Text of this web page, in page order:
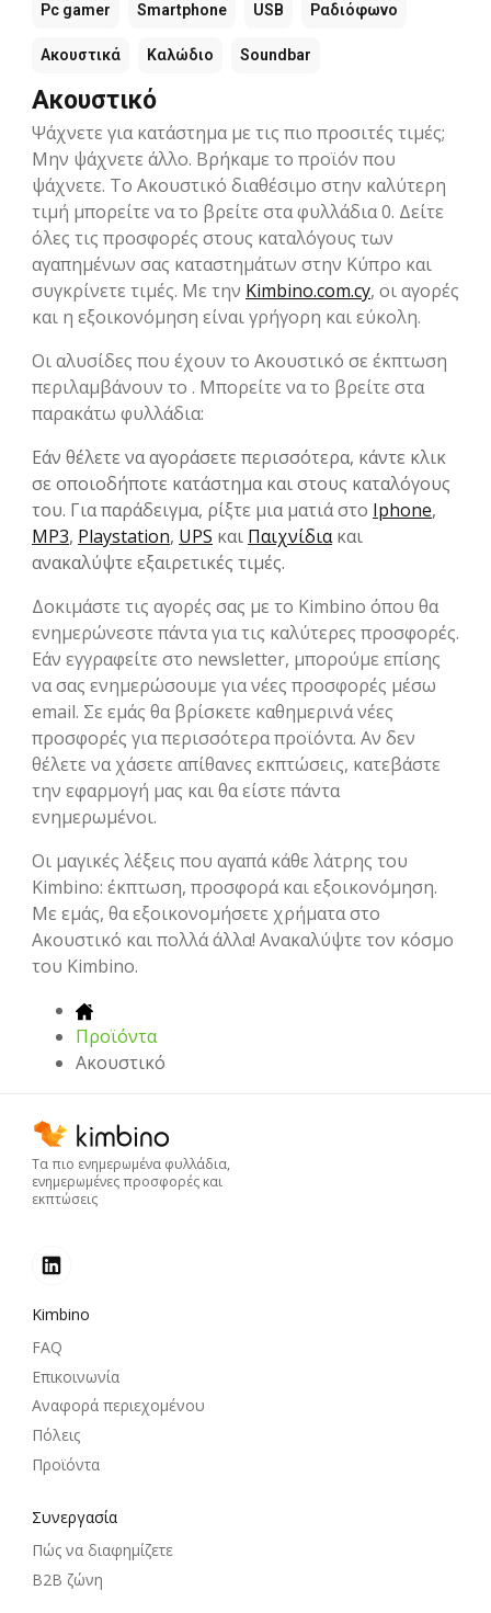
Pc gamer Smartphone USB Ραδιόφωνο
Ακουστικά Καλώδιο Soundbar
Ακουστικό
Ψάχνετε για κατάστημα με τις πιο προσιτές τιμές;
Μην ψάχνετε άλλο. Βρήκαμε το προϊόν που
ψάχνετε. Το Ακουστικό διαθέσιμο στην καλύτερη
τιμή μπορείτε να το βρείτε στα φυλλάδια 0. Δείτε
όλες τις προσφορές στους καταλόγους των
αγαπημένων σας καταστημάτων στην Kύπρο και
συγκρίνετε τιμές. Με την Kimbino.com.cy, οι αγορές
και η εξοικονόμηση είναι γρήγορη και εύκολη.
Οι αλυσίδες που έχουν το Ακουστικό σε έκπτωση
περιλαμβάνουν το . Μπορείτε να το βρείτε στα
παρακάτω φυλλάδια:
Εάν θέλετε να αγοράσετε περισσότερα, κάντε κλικ
σε οποιοδήποτε κατάστημα και στους καταλόγους
του. Για παράδειγμα, ρίξτε μια ματιά στο Iphone,
MP3, Playstation, UPS και Παιχνίδιακαι
ανακαλύψτε εξαιρετικές τιμές.
Δοκιμάστε τις αγορές σας με το Kimbino όπου θα
ενημερώνεστε πάντα για τις καλύτερες προσφορές.
Εάν εγγραφείτε στο newsletter, μπορούμε επίσης
να σας ενημερώσουμε για νέες προσφορές μέσω
email. Σε εμάς θα βρίσκετε καθημερινά νέες
προσφορές για περισσότερα προϊόντα. Αν δεν
θέλετε να χάσετε απίθανες εκπτώσεις, κατεβάστε
την εφαρμογή μας και θα είστε πάντα
ενημερωμένοι.
Οι μαγικές λέξεις που αγαπά κάθε λάτρης του
Kimbino: έκπτωση, προσφορά και εξοικονόμηση.
Με εμάς, θα εξοικονομήσετε χρήματα στο
Ακουστικό και πολλά άλλα! Ανακαλύψτε τον κόσμο
του Kimbino.
Προϊόντα
Ακουστικό
Τα πιο ενημερωμένα φυλλάδια,
ενημερωμένες προσφορές και
εκπτώσεις
Kimbino
FAQ
Επικοινωνία
Αναφορά περιεχομένου
Πόλεις
Προϊόντα
Συνεργασία
Πώς να διαφημίζετε
B2B ζώνη